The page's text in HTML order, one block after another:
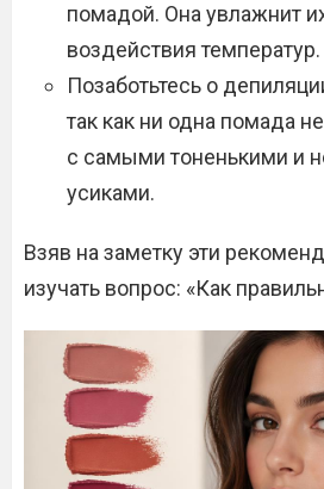
помадой. Она увлажнит
воздействия температур.
Позаботьтесь о
так как ни одна помада
с самыми тоненькими и
усиками.
Взяв на заметку эти
изучать вопрос: «Как